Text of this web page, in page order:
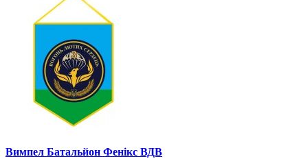
Вимпел Батальйон Фенікс ВДВ